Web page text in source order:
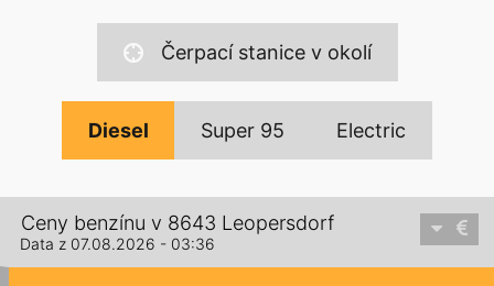
Čerpací stanice v okolí
Diesel Super 95 Electric
Ceny benzínu v 8643 Leopersdorf
Data z 07.08.2026 - 03:36